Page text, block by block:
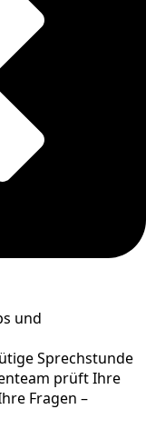
und
Sprechstunde
prüft Ihre
Fragen –